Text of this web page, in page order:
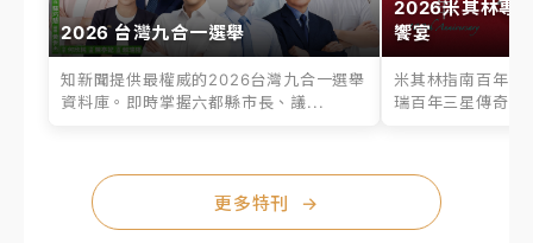
2026 台灣九合一選舉
知新聞提供最權威的2026台灣九合一選舉
資料庫。即時掌握六都縣市長、議...
2026米其林專
饗宴
米其林指南百年之
瑞百年三星傳奇、
更多特刊 →